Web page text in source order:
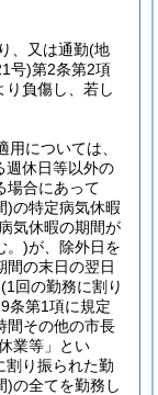
、又は通勤(地
号)第2条第2項
り負傷し、若し
用については、
週休日等以外の
場合にあって
)の特定病気休暇
気休暇の期間が
。)が、除外日を
間の末日の翌日
(1回の勤務に割り
条第1項に規定
間その他の市長
業等」とい
割り振られた勤
)の全てを勤務し